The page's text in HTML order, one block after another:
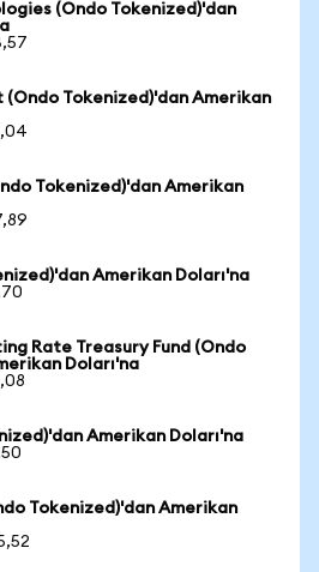
(Ondo Tokenized)'dan
(Ondo Tokenized)'dan Amerikan
Tokenized)'dan Amerikan
Amerikan Doları'na
Rate Treasury Fund (Ondo
Doları'na
Amerikan Doları'na
Tokenized)'dan Amerikan